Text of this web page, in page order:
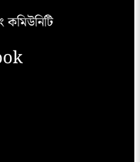
কমিউনিটি